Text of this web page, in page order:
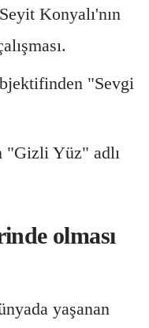
Seyit Konyalı'nın
"Sevgi
"Gizli Yüz" adlı
olması
yaşanan